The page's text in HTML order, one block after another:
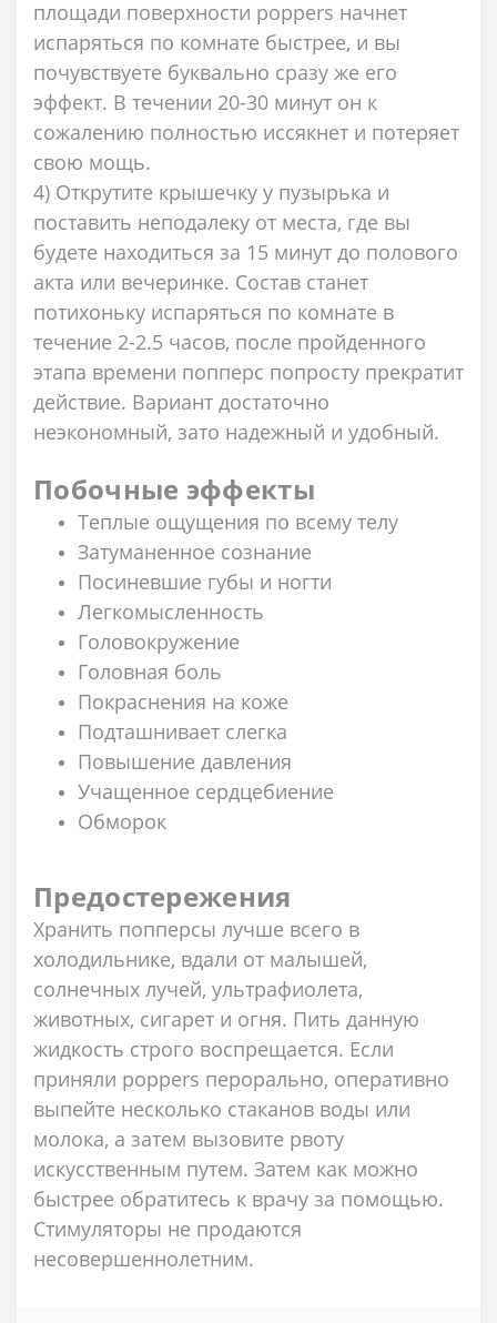
площади поверхности poppers начнет
испаряться по комнате быстрее, и вы
почувствуете буквально сразу же его
эффект. В течении 20-30 минут он к
сожалению полностью иссякнет и потеряет
свою мощь.
4) Открутите крышечку у пузырька и
поставить неподалеку от места, где вы
будете находиться за 15 минут до полового
акта или вечеринке. Состав станет
потихоньку испаряться по комнате в
течение 2-2.5 часов, после пройденного
этапа времени попперс попросту прекратит
действие. Вариант достаточно
неэкономный, зато надежный и удобный.
Побочные эффекты
Теплые ощущения по всему телу
Затуманенное сознание
Посиневшие губы и ногти
Легкомысленность
Головокружение
Головная боль
Покраснения на коже
Подташнивает слегка
Повышение давления
Учащенное сердцебиение
Обморок
Предостережения
Хранить попперсы лучше всего в
холодильнике, вдали от малышей,
солнечных лучей, ультрафиолета,
животных, сигарет и огня. Пить данную
жидкость строго воспрещается. Если
приняли poppers перорально, оперативно
выпейте несколько стаканов воды или
молока, а затем вызовите рвоту
искусственным путем. Затем как можно
быстрее обратитесь к врачу за помощью.
Стимуляторы не продаются
несовершеннолетним.